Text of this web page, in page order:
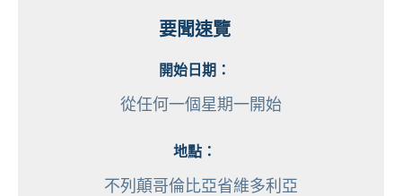
要聞速覽
開始日期：
從任何一個星期一開始
地點：
不列顛哥倫比亞省維多利亞